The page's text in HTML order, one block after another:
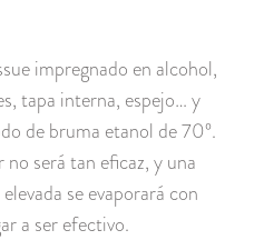
impregnado en alcohol,
tapa interna, espejo… y
de bruma etanol de 70º.
será tan eficaz, y una
se evaporará con
a ser efectivo.